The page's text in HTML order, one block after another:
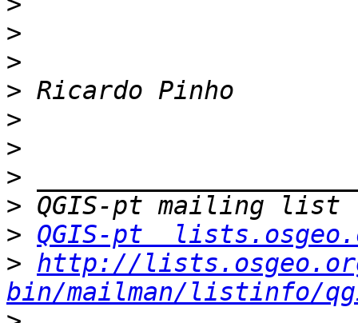
>
>
>
>
>
>
>
> QGIS-pt
> http://
bin/mailman/listinfo/